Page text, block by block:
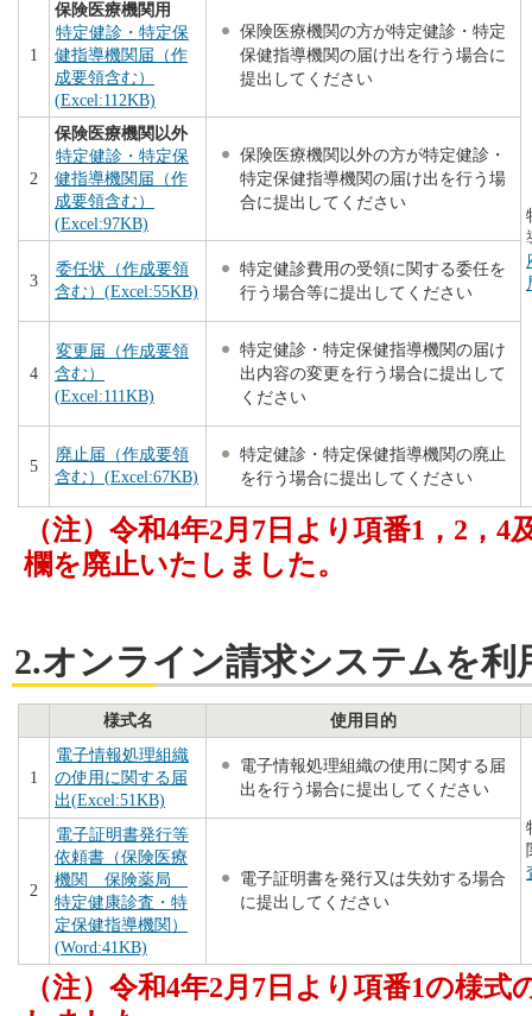
1
保険医療機関用
特定健診・特定保
健指導機関届（作
成要領含む）
(Excel:112KB)
保険医療機関の方が特定健診・特定
保健指導機関の届け出を行う場合に
提出してください
2
保険医療機関以外
特定健診・特定保
健指導機関届（作
成要領含む）
(Excel:97KB)
保険医療機関以外の方が特定健診・
特定保健指導機関の届け出を行う場
合に提出してください
3
委任状（作成要領
含む）(Excel:55KB)
特定健診費用の受領に関する委任を
行う場合等に提出してください
4
変更届（作成要領
含む）
(Excel:111KB)
特定健診・特定保健指導機関の届け
出内容の変更を行う場合に提出して
ください
5
廃止届（作成要領
含む）(Excel:67KB)
特定健診・特定保健指導機関の廃止
を行う場合に提出してください
（注）令和4年2月7日より項番1，2，
欄を廃止いたしました。
2.オンライン請求システムを利
様式名 使用目的
1
電子情報処理組織
の使用に関する届
出(Excel:51KB)
電子情報処理組織の使用に関する届
出を行う場合に提出してください
2
電子証明書発行等
依頼書（保険医療
機関 保険薬局
特定健康診査・特
定保健指導機関）
(Word:41KB)
電子証明書を発行又は失効する場合
に提出してください
（注）令和4年2月7日より項番1の様